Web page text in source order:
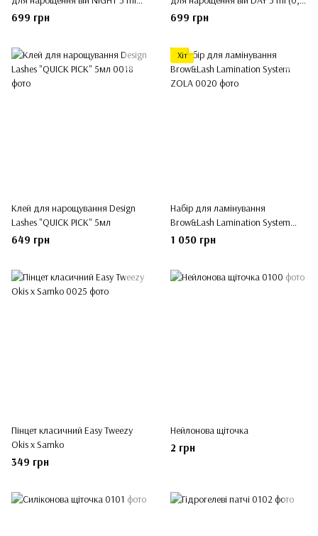
(0,3 сек.) + нейтралізатор
699 грн
сек.) + нейтралізатор
699 грн
Клей для нарощування Design
Lashes "QUICK PICK" 5мл
649 грн
Хіт
Набір для ламінування
Brow&Lash Lamination System
ZOLA
1 050 грн
Пінцет класичний Easy Tweezy
Okis x Samko
349 грн
Нейлонова щіточка
2 грн